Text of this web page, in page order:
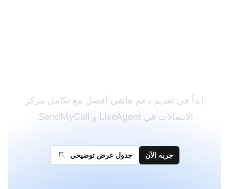
ابدأ في تقديم دعم هاتفي أفضل مع تكامل مركز
الاتصالات في LiveAgent و SendMyCall.
جربه الآن جدول عرض توضيحي